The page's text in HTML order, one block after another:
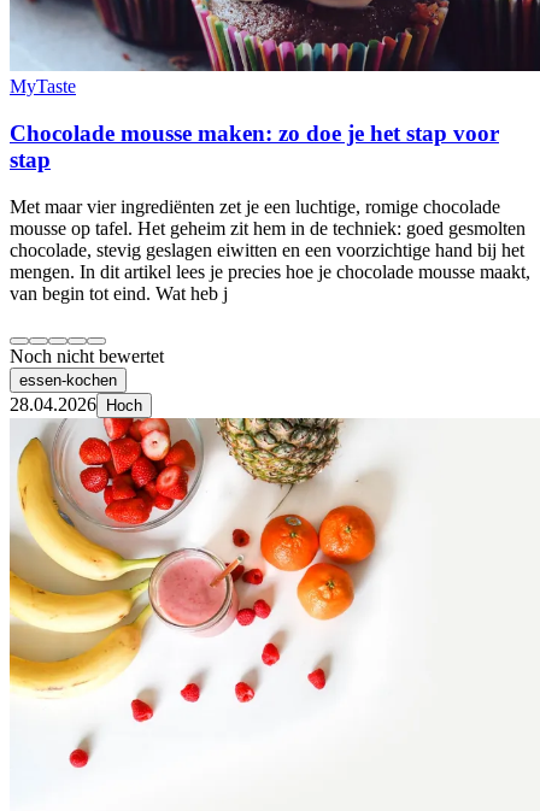
MyTaste
Chocolade mousse maken: zo doe je het stap voor
stap
Met maar vier ingrediënten zet je een luchtige, romige chocolade
mousse op tafel. Het geheim zit hem in de techniek: goed gesmolten
chocolade, stevig geslagen eiwitten en een voorzichtige hand bij het
mengen. In dit artikel lees je precies hoe je chocolade mousse maakt,
van begin tot eind. Wat heb j
Noch nicht bewertet
essen-kochen
28.04.2026 Hoch